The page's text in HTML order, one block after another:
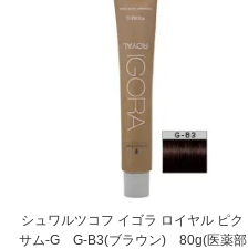
シュワルツコフ イゴラ ロイヤル ピク
サム-G G-B3(ブラウン) 80g(医薬部